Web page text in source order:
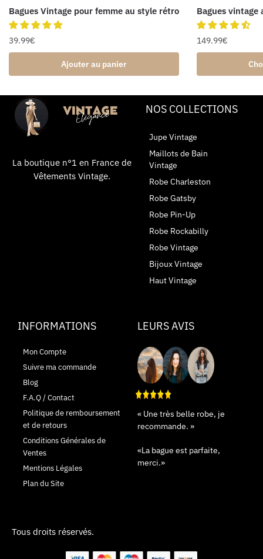
Bagues Vintage pour femme au style rétro
39.99€
Ajouter au panier
Bagues
149.99€
La boutique n°1 en France de
Vêtements Vintage.
NOS COLLECTIONS
Jupe Vintage
Maillots de Bain
Vintage
Robe Charleston
Robe Gatsby
Robe Pin-Up
Robe Rockabilly
Robe Vintage
Bijoux Vintage
Haut Vintage
INFORMATIONS
Mon Compte
Suivre ma commande
Blog
F.A.Q / Contact
Politique de remboursement
et de retours
Conditions Générales de
Ventes
Mentions Légales
Plan du Site
LEURS AVIS
« Une très belle robe, je
recommande. »
«La bague est parfaite,
merci.»
Tous droits réservés.